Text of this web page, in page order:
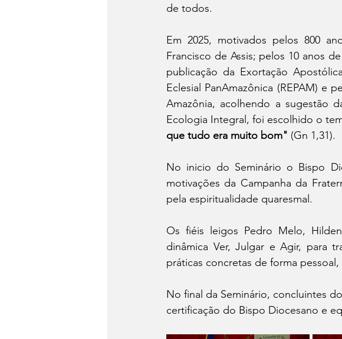
de todos.
Em 2025, motivados pelos 800
Francisco de Assis; pelos 10 anos
publicação da Exortação
Eclesial PanAmazônica (REPAM) e
Amazônia, acolhendo a sugestão
Ecologia Integral, foi escolhido o
que tudo era muito bom" (Gn 1,31).
No inicio do Seminário o Bispo
motivações da Campanha da
pela espiritualidade quaresmal.
Os fiéis leigos Pedro Melo,
dinâmica Ver, Julgar e Agir, para
práticas concretas de forma
No final da Seminário, concluintes
certificação do Bispo Diocesano e